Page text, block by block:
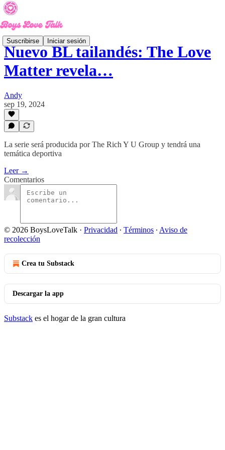
Suscribirse Iniciar sesión
Nuevo BL tailandés: The Love
Matter revela…
Andy
sep 19, 2024
La serie será producida por The Rich Y U Group y tendrá una
temática deportiva
Leer →
Comentarios
© 2026 BoysLoveTalk · Privacidad ∙ Términos ∙ Aviso de
recolección
Crea tu Substack
Descargar la app
Substack es el hogar de la gran cultura